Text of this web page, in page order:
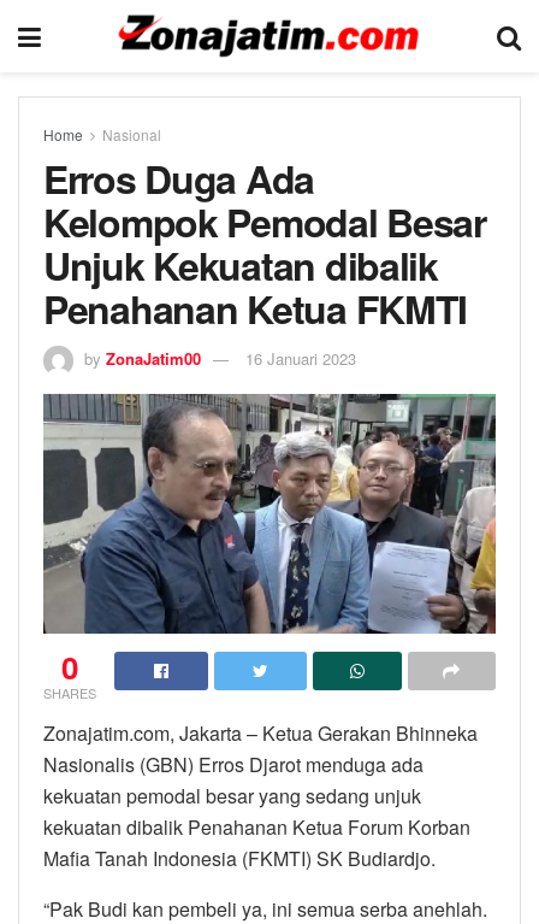
Home Nasional
Erros Duga Ada
Kelompok Pemodal Besar
Unjuk Kekuatan dibalik
Penahanan Ketua FKMTI
by ZonaJatim00 16 Januari 2023
0
SHARES
Zonajatim.com, Jakarta – Ketua Gerakan Bhinneka
Nasionalis (GBN) Erros Djarot menduga ada
kekuatan pemodal besar yang sedang unjuk
kekuatan dibalik Penahanan Ketua Forum Korban
Mafia Tanah Indonesia (FKMTI) SK Budiardjo.
“Pak Budi kan pembeli ya, ini semua serba anehlah.